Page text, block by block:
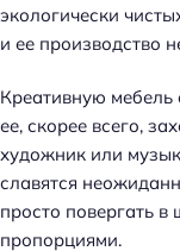
экологически
и ее производство
Креативную мебель
ее, скорее всего,
художник или
славятся
просто повергать
пропорциями.